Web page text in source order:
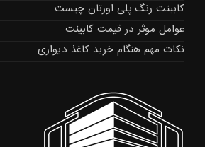
کابینت رنگ پلی اورتان چیست
عوامل موثر در قیمت کابینت
نکات مهم هنگام خرید کاغذ دیواری